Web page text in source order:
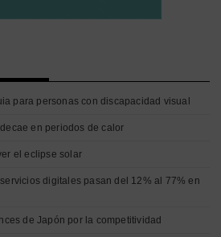
para personas con discapacidad visual
en periodos de calor
el eclipse solar
digitales pasan del 12% al 77% en
de Japón por la competitividad